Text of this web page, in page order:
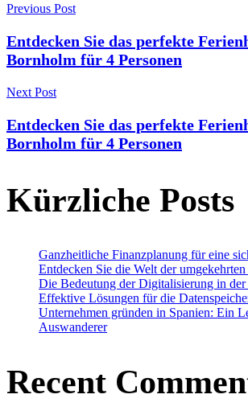
Post
Navigation
Previous Post
Entdecken Sie das perfekte
Bornholm für 4 Personen
Next Post
Entdecken Sie das perfekte
Bornholm für 4 Personen
Kürzliche Posts
Ganzheitliche Finanzplanung für eine
Entdecken Sie die Welt der
Die Bedeutung der Digitalisierung in
Effektive Lösungen für die
Unternehmen gründen in Spanien: Ein
Auswanderer
Recent